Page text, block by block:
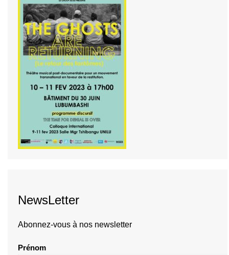
NewsLetter
Abonnez-vous à nos newsletter
Prénom